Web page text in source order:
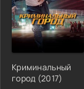
Криминальный
город (2017)